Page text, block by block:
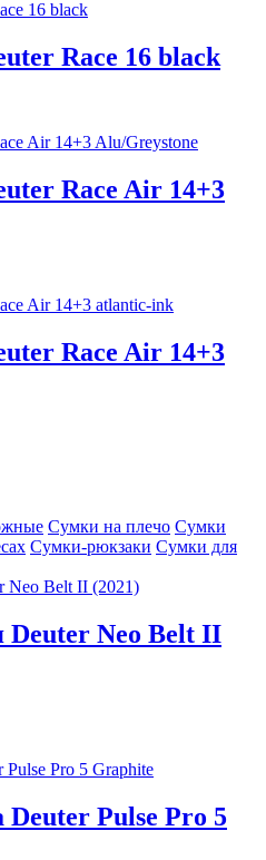
Race 16 black
Race Air 14+3
Race Air 14+3
Сумки на плечо Сумки
Сумки-рюкзаки Сумки для
Deuter Neo Belt II
Pulse Pro 5